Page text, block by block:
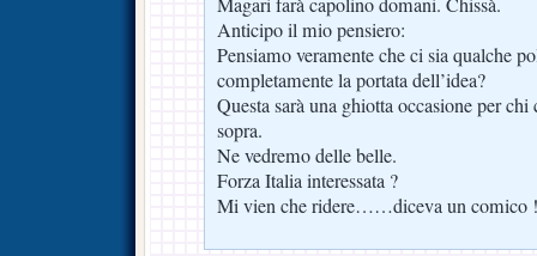
Anticipo il mio pensiero:
Pensiamo veramente che ci sia qualche
completamente la portata dell’idea?
Questa sarà una ghiotta occasione per
sopra.
Ne vedremo delle belle.
Forza Italia interessata ?
Mi vien che ridere……diceva un comico !